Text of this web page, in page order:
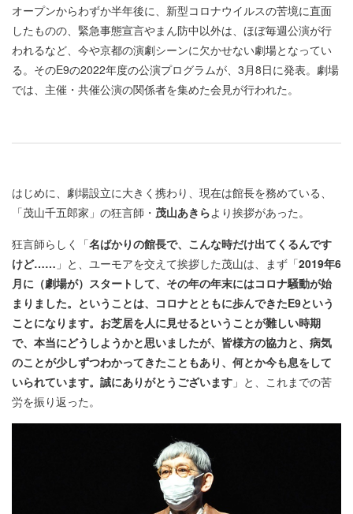
オープンからわずか半年後に、新型コロナウイルスの苦境に直面
したものの、緊急事態宣言やまん防中以外は、ほぼ毎週公演が行
われるなど、今や京都の演劇シーンに欠かせない劇場となってい
る。そのE9の2022年度の公演プログラムが、3月8日に発表。劇場
では、主催・共催公演の関係者を集めた会見が行われた。
はじめに、劇場設立に大きく携わり、現在は館長を務めている、
「茂山千五郎家」の狂言師・ 茂山あきらより挨拶があった。
狂言師らしく「名ばかりの館長で、こんな時だけ出てくるんです
けど…… 」と、ユーモアを交えて挨拶した茂山は、まず「2019年6
月に（劇場が）スタートして、その年の年末にはコロナ騒動が始
まりました。ということは、コロナとともに歩んできたE9という
ことになります。お芝居を人に見せるということが難しい時期
で、本当にどうしようかと思いましたが、皆様方の協力と、病気
のことが少しずつわかってきたこともあり、何とか今も息をして
いられています。誠にありがとうございます 」と、これまでの苦
労を振り返った。